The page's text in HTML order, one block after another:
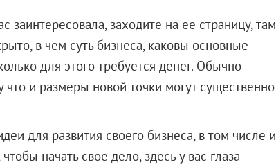
заинтересовала, заходите на ее страницу, там
в чем суть бизнеса, каковы основные
для этого требуется денег. Обычно
что и размеры новой точки могут существенно
для развития своего бизнеса, в том числе и
начать свое дело, здесь у вас глаза